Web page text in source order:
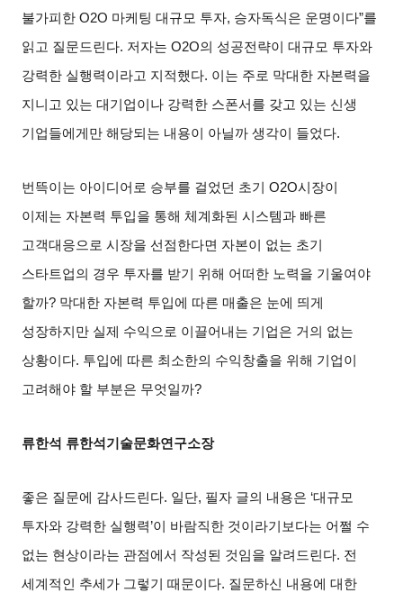
불가피한 O2O 마케팅 대규모 투자, 승자독식은 운명이다”를
읽고 질문드린다. 저자는 O2O의 성공전략이 대규모 투자와
강력한 실행력이라고 지적했다. 이는 주로 막대한 자본력을
지니고 있는 대기업이나 강력한 스폰서를 갖고 있는 신생
기업들에게만 해당되는 내용이 아닐까 생각이 들었다.
번뜩이는 아이디어로 승부를 걸었던 초기 O2O시장이
이제는 자본력 투입을 통해 체계화된 시스템과 빠른
고객대응으로 시장을 선점한다면 자본이 없는 초기
스타트업의 경우 투자를 받기 위해 어떠한 노력을 기울여야
할까? 막대한 자본력 투입에 따른 매출은 눈에 띄게
성장하지만 실제 수익으로 이끌어내는 기업은 거의 없는
상황이다. 투입에 따른 최소한의 수익창출을 위해 기업이
고려해야 할 부분은 무엇일까?
류한석 류한석기술문화연구소장
좋은 질문에 감사드린다. 일단, 필자 글의 내용은 ‘대규모
투자와 강력한 실행력’이 바람직한 것이라기보다는 어쩔 수
없는 현상이라는 관점에서 작성된 것임을 알려드린다. 전
세계적인 추세가 그렇기 때문이다. 질문하신 내용에 대한